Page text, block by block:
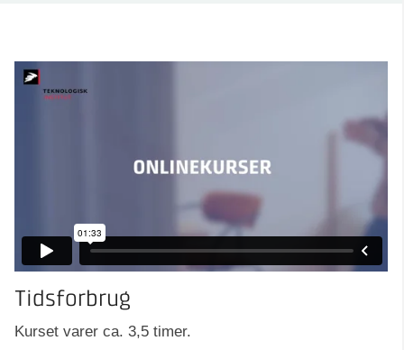
Tidsforbrug
Kurset varer ca. 3,5 timer.